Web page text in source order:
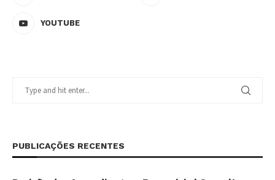
YOUTUBE
PUBLICAÇÕES RECENTES